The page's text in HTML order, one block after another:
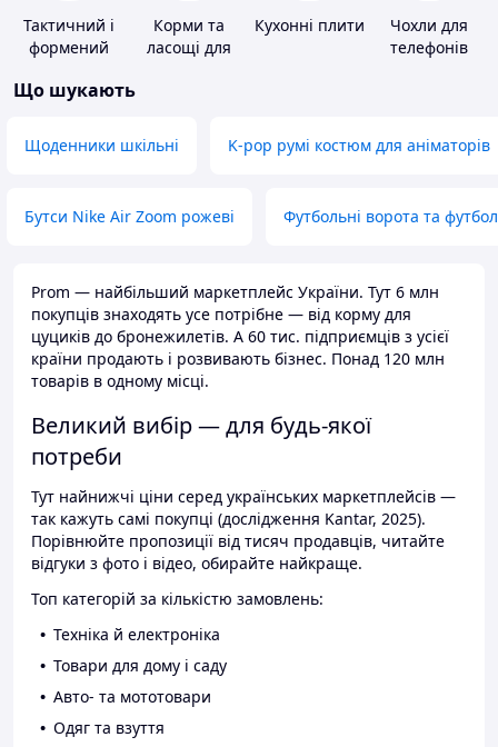
Тактичний і
формений
Корми та
ласощі для
Кухонні плити
Чохли для
телефонів
Що шукають
Щоденники шкільні K-pop румі костюм для аніматорів
Бутси Nike Air Zoom рожеві Футбольні ворота та
Prom — найбільший маркетплейс України. Тут 6 млн
покупців знаходять усе потрібне — від корму для
цуциків до бронежилетів. А 60 тис. підприємців з усієї
країни продають і розвивають бізнес. Понад 120 млн
товарів в одному місці.
Великий вибір — для будь-якої
потреби
Тут найнижчі ціни серед українських маркетплейсів —
так кажуть самі покупці (дослідження Kantar, 2025).
Порівнюйте пропозиції від тисяч продавців, читайте
відгуки з фото і відео, обирайте найкраще.
Топ категорій за кількістю замовлень:
Техніка й електроніка
Товари для дому і саду
Авто- та мототовари
Одяг та взуття